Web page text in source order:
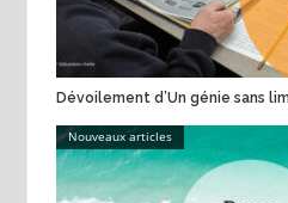
Dévoilement d’Un génie sans
Nouveaux articles